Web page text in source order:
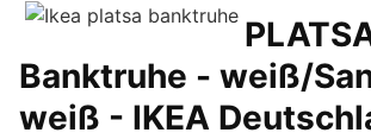
Banktruhe - weiß/
weiß - IKEA